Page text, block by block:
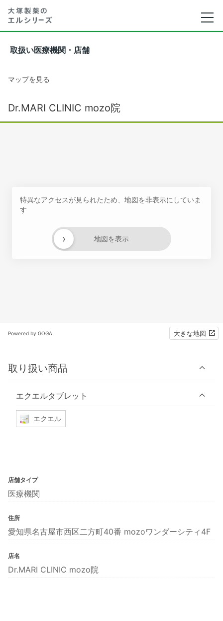
取扱い医療機関・店舗
マップを見る
Dr.MARI CLINIC mozo院
特異なアクセスが見られたため、地図を非表示にしていま
す
地図を表示
›
Powered by GOGA 大きな地図
取り扱い商品
エクエルタブレット
エクエル
店舗タイプ
医療機関
住所
愛知県名古屋市西区二方町40番 mozoワンダーシティ4F
店名
Dr.MARI CLINIC mozo院